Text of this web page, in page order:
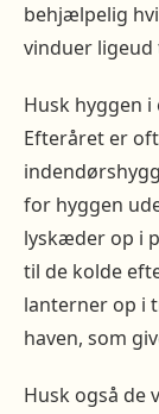
behjælpelig
vinduer ligeud
Husk hyggen
Efteråret er
for hyggen
lyskæder op i
til de kolde
lanterner op i
haven, som
Husk også de